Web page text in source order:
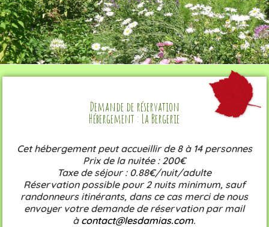
Demande de réservation
Hébergement : La Bergerie
Cet hébergement peut accueillir de 8 à 14 personnes
Prix de la nuitée : 200€
Taxe de séjour : 0.88€/nuit/adulte
Réservation possible pour 2 nuits minimum, sauf
randonneurs itinérants, dans ce cas merci de nous
envoyer votre demande de réservation par mail
à contact@lesdamias.com.